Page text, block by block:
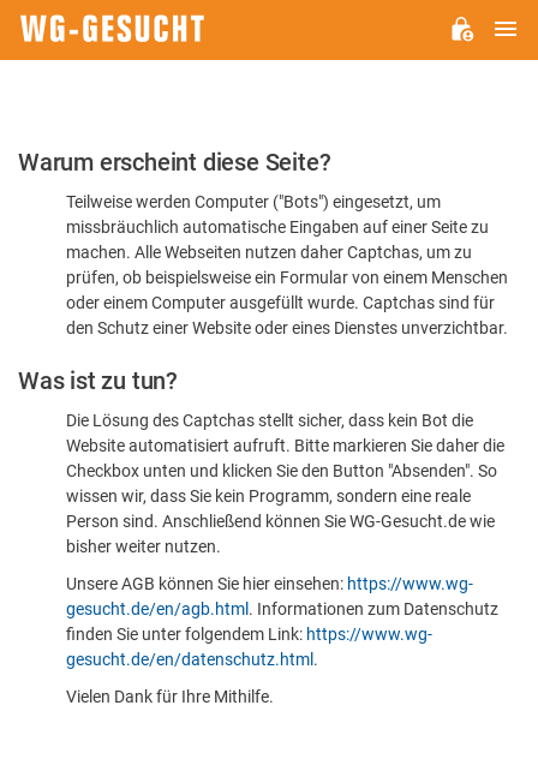
Bitte
dass
sind
Warum erscheint diese Seite?
Teilweise werden Computer ("Bots") eingesetzt, um
missbräuchlich automatische Eingaben auf einer Seite zu
machen. Alle Webseiten nutzen daher Captchas, um zu
prüfen, ob beispielsweise ein Formular von einem Menschen
oder einem Computer ausgefüllt wurde. Captchas sind für
den Schutz einer Website oder eines Dienstes unverzichtbar.
Was ist zu tun?
Die Lösung des Captchas stellt sicher, dass kein Bot die
Website automatisiert aufruft. Bitte markieren Sie daher die
Checkbox unten und klicken Sie den Button "Absenden". So
wissen wir, dass Sie kein Programm, sondern eine reale
Person sind. Anschließend können Sie WG-Gesucht.de wie
bisher weiter nutzen.
Unsere AGB können Sie hier einsehen: https://www.wg-
gesucht.de/en/agb.html . Informationen zum Datenschutz
finden Sie unter folgendem Link: https://www.wg-
gesucht.de/en/datenschutz.html .
Vielen Dank für Ihre Mithilfe.